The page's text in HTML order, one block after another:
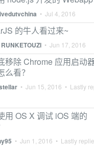
• Jul 4, 2016
的牛人看过来~
RUNKETOUZI • Jun 17, 2016
移除 Chrome 应用启动
么看？
• Jun 15, 2016 • Lastly
用 OS X 调试 iOS 端的
• Jun 1, 2016 • Lastly